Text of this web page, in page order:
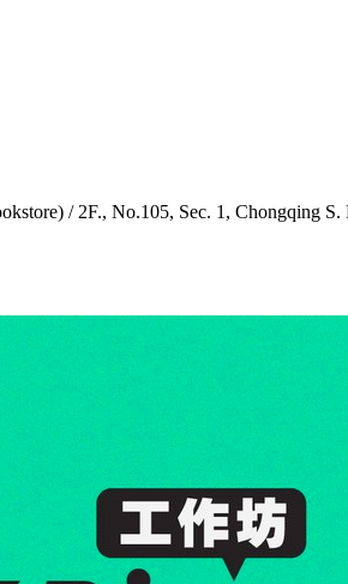
/ 2F., No.105, Sec. 1, Chongqing S.